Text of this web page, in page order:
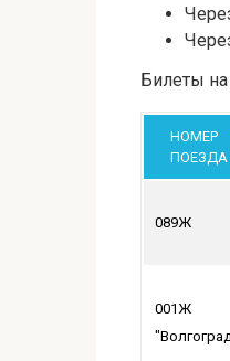
Билеты
НОМЕР
ПОЕЗДА
089Ж
001Ж